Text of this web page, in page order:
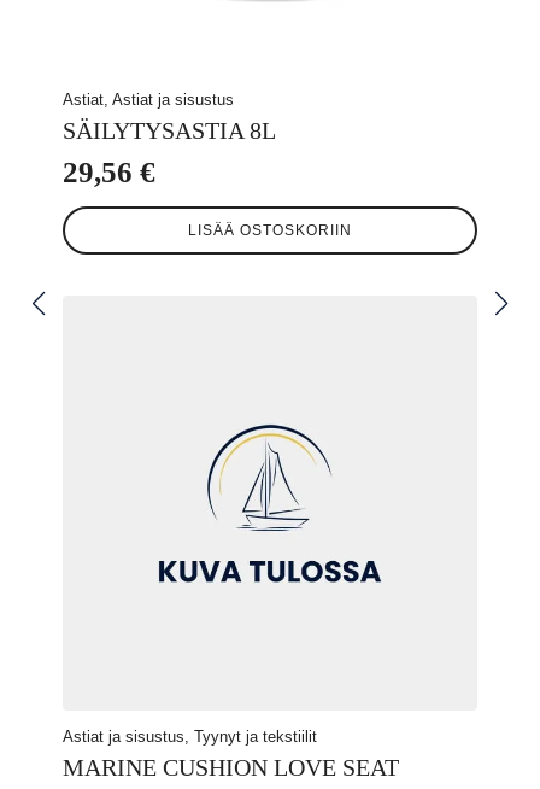
Astiat, Astiat ja sisustus
SÄILYTYSASTIA 8L
29,56 €
LISÄÄ OSTOSKORIIN
Astiat ja sisustus, Tyynyt ja tekstiilit
MARINE CUSHION LOVE SEAT